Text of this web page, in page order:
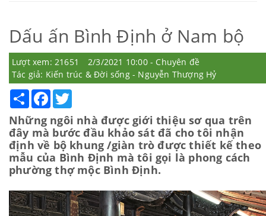
Dấu ấn Bình Định ở Nam bộ
Lượt xem: 21651
2/3/2021 10:00 - Chuyên đề
Tác giả: Kiến trúc & Đời sống - Nguyễn Thượng Hỷ
Share Facebook
Những ngôi nhà được giới thiệu sơ qua trên
đây mà bước đầu khảo sát đã cho tôi nhận
định về bộ khung /giàn trò được thiết kế theo
mẫu của Bình Định mà tôi gọi là phong cách
phường thợ mộc Bình Định.